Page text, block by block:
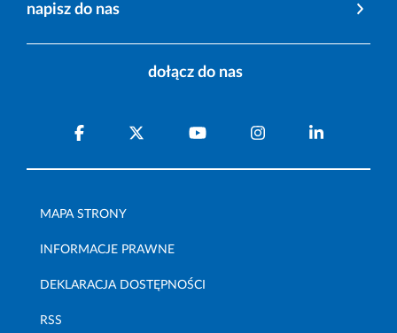
napisz do nas
dołącz do nas
MAPA STRONY
INFORMACJE PRAWNE
DEKLARACJA DOSTĘPNOŚCI
RSS